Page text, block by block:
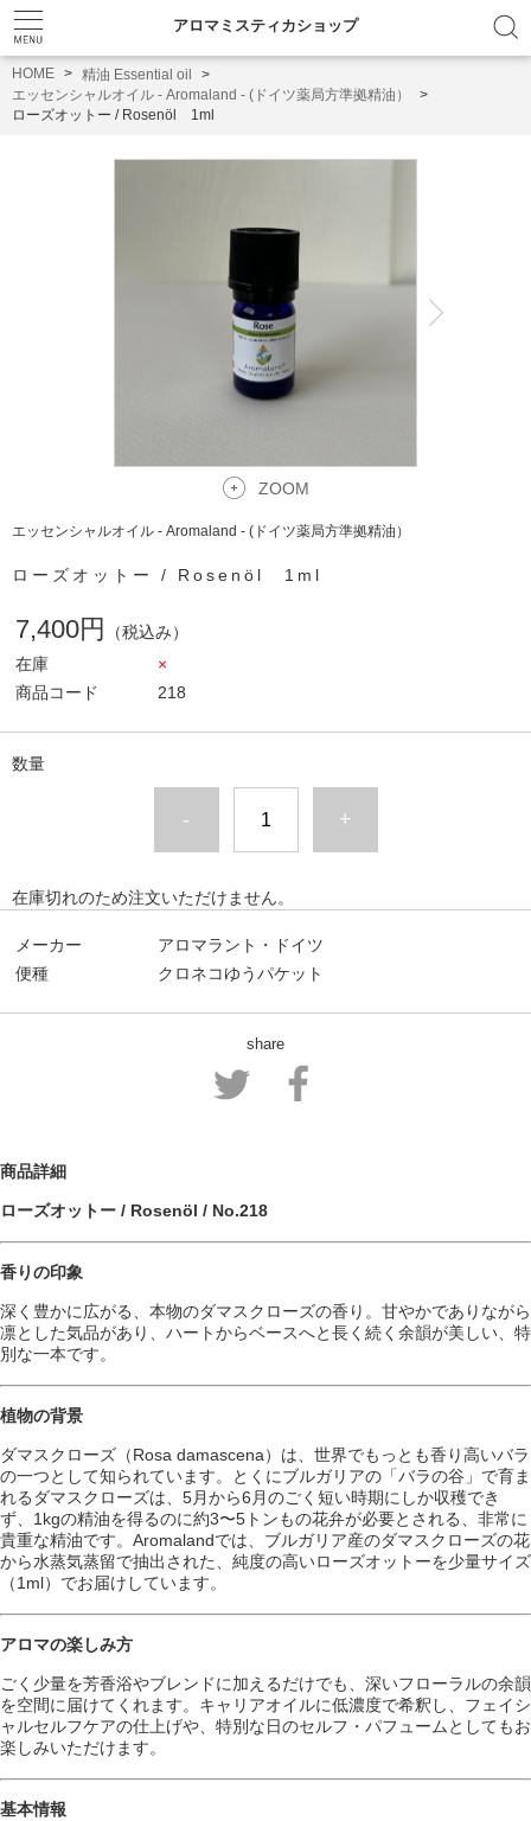
アロマミスティカショップ
HOME
精油 Essential oil
エッセンシャルオイル - Aromaland - (ドイツ薬局方準拠精油）
ローズオットー / Rosenöl 1ml
ZOOM
エッセンシャルオイル - Aromaland - (ドイツ薬局方準拠精油）
ローズオットー / Rosenöl 1ml
7,400円
（税込み）
在庫
×
商品コード
218
数量
- +
在庫切れのため注文いただけません。
メーカー
アロマラント・ドイツ
便種
クロネコゆうパケット
share
商品詳細
ローズオットー / Rosenöl / No.218
香りの印象
深く豊かに広がる、本物のダマスクローズの香り。甘やかでありながら
凛とした気品があり、ハートからベースへと長く続く余韻が美しい、特
別な一本です。
植物の背景
ダマスクローズ（Rosa damascena）は、世界でもっとも香り高いバラ
の一つとして知られています。とくにブルガリアの「バラの谷」で育ま
れるダマスクローズは、5月から6月のごく短い時期にしか収穫でき
ず、1kgの精油を得るのに約3〜5トンもの花弁が必要とされる、非常に
貴重な精油です。Aromalandでは、ブルガリア産のダマスクローズの花
から水蒸気蒸留で抽出された、純度の高いローズオットーを少量サイズ
（1ml）でお届けしています。
アロマの楽しみ方
ごく少量を芳香浴やブレンドに加えるだけでも、深いフローラルの余韻
を空間に届けてくれます。キャリアオイルに低濃度で希釈し、フェイシ
ャルセルフケアの仕上げや、特別な日のセルフ・パフュームとしてもお
楽しみいただけます。
基本情報